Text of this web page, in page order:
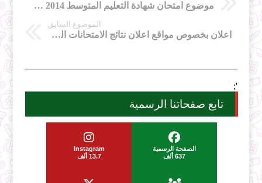
موضوع امتحان شهادة التعليم المتوسط 2014 في مادة الفرنسية
الموضوع السابق
اعلان بخصوص مواقع اعلان نتائج الامتحانات المدرسية
';
تابع صفحاتنا الرسمية
الصفحة الرسمية
637 ألف
Instagram
13.7 ألف